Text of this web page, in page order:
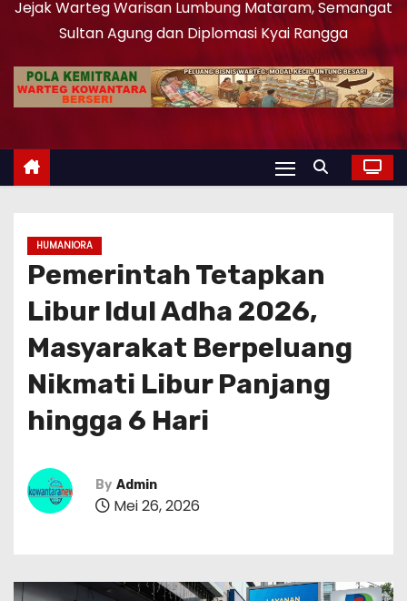
Jejak Warteg Warisan Lumbung Mataram, Semangat
Sultan Agung dan Diplomasi Kyai Rangga
HUMANIORA
Pemerintah Tetapkan
Libur Idul Adha 2026,
Masyarakat Berpeluang
Nikmati Libur Panjang
hingga 6 Hari
By Admin
Mei 26, 2026